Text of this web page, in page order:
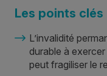
Les points clés
L’invalidité
durable à
peut fragiliser le